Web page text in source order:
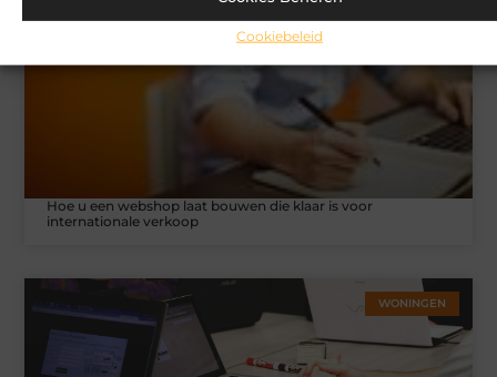
Cookiebeleid
Hoe u een webshop laat bouwen die klaar is voor
internationale verkoop
WONINGEN